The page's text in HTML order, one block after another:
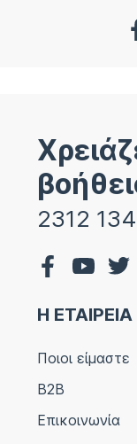
2312
Η ΕΤΑΙΡΕΙΑ
Ποιοι είμαστε
B2B
Επικοινωνία